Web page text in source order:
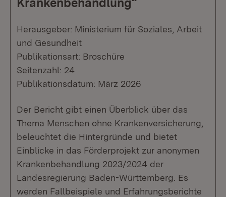
Herausgeber: Ministerium für Soziales, Arbeit
und Gesundheit
Publikationsart: Broschüre
Seitenzahl: 24
Publikationsdatum: März 2026
Der Bericht gibt einen Überblick über das
Thema Menschen ohne Krankenversicherung,
beleuchtet die Hintergründe und bietet
Einblicke in das Förderprojekt zur anonymen
Krankenbehandlung 2023/2024 der
Landesregierung Baden-Württemberg. Es
werden Fallbeispiele und Erfahrungsberichte